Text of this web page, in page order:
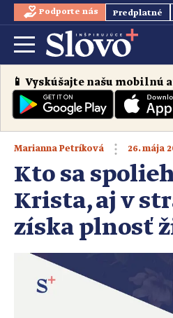
Podporte nás Predplatné
📱 Vyskúšajte našu mobilnú
Marianna Petríková 26. mája
Kto sa
Krista, aj v
získa plnosť